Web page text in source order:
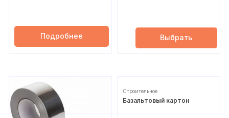
Подробнее Выбрать
Строительное
Базальтовый картон